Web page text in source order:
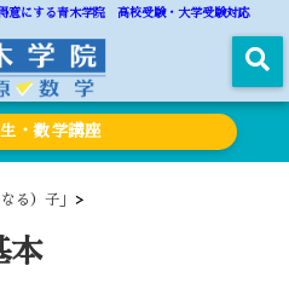
意にする青木学院 高校受験・大学受験対応
・数学講座
る）子」
本